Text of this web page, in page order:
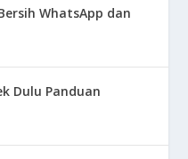
WhatsApp dan
Dulu Panduan